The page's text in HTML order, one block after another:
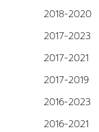
2018-2020
2017-2023
2017-2021
2017-2019
2016-2023
2016-2021